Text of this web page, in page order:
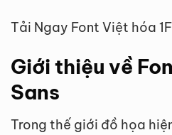
Tải Ngay Font Việt hóa
Giới thiệu về
Sans
Trong thế giới đồ họa